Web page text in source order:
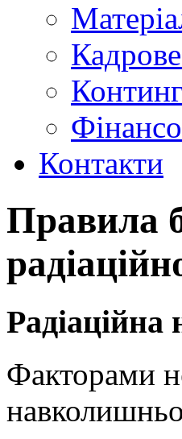
Контакти
Правила
Радіаційна
Факторами